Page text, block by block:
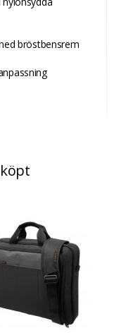
bröstbensrem